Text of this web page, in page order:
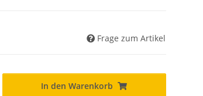
Frage zum Artikel
In den Warenkorb